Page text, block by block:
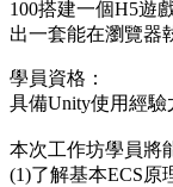
100搭建一個H5遊
出一套能在瀏覽器
學員資格：
具備Unity使用經驗
本次工作坊學員將
(1)了解基本ECS原